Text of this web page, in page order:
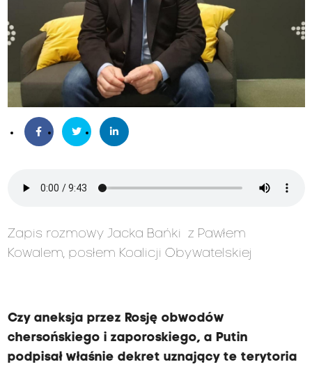
Zapis rozmowy Jacka Bańki z Pawłem
Kowalem, posłem Koalicji Obywatelskiej
Czy aneksja przez Rosję obwodów
chersońskiego i zaporoskiego, a Putin
podpisał właśnie dekret uznający te terytoria